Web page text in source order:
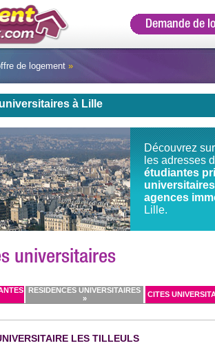
Demande de
de logement »
à Lille
Découvrez
les adresses
étudiantes
agences
Lille.
universitaires
RESIDENCES UNIVERSITAIRES
»
CITES
LES TILLEULS